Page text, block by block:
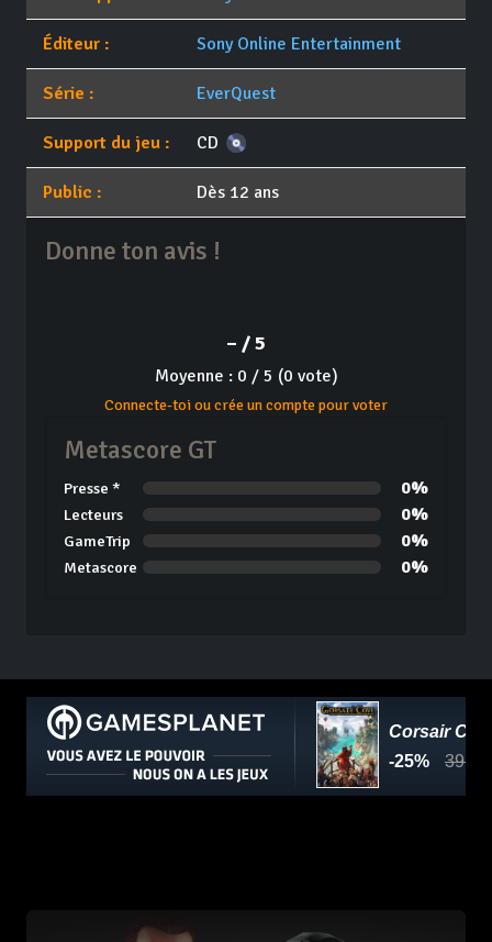
Éditeur : Sony Online Entertainment
Série : EverQuest
Support du jeu : CD
Public : Dès 12 ans
Donne ton avis !
– / 5
Moyenne : 0 / 5 (0 vote)
Connecte-toi ou crée un compte pour voter
Metascore GT
Presse * 0%
Lecteurs 0%
GameTrip 0%
Metascore 0%